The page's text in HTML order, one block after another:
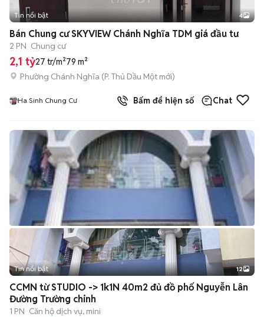
Tin nổi bật 4
Bán Chung cư SKYVIEW Chánh Nghĩa TDM giá đầu tư
2 PN Chung cư
2,1 tỷ27 tr/m²79 m²
Phường Chánh Nghĩa (P. Thủ Dầu Một mới)
Ha Sinh Chung Cư Bấm để hiện số Chat
+2
Tin nổi bật 12
CCMN từ STUDIO -> 1k1N 40m2 đủ đồ phố Nguyễn Lân
Đường Trường chinh
1 PN Căn hộ dịch vụ, mini